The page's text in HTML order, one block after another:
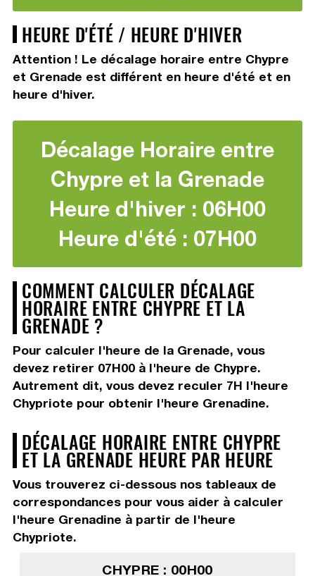
HEURE D'ÉTÉ / HEURE D'HIVER
Attention ! Le décalage horaire entre Chypre
et Grenade est différent en heure d'été et en
heure d'hiver.
Décalage Horaire entre
Chypre et la Grenade
Heure d'hiver : 06H00
Heure d'été : 07H00
COMMENT CALCULER DÉCALAGE
HORAIRE ENTRE CHYPRE ET LA
GRENADE ?
Pour calculer l'heure de la Grenade, vous
devez retirer 07H00à l'heure de Chypre.
Autrement dit, vous devez reculer 7H l'heure
Chypriote pour obtenir l'heure Grenadine.
DÉCALAGE HORAIRE ENTRE CHYPRE
ET LA GRENADE HEURE PAR HEURE
Vous trouverez ci-dessous nos tableaux de
correspondances pour vous aider à calculer
l'heure Grenadine à partir de l'heure
Chypriote.
CHYPRE : 00H00